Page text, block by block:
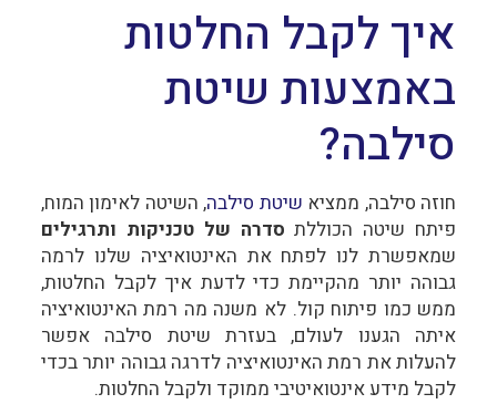
איך לקבל החלטות
באמצעות שיטת
סילבה?
חוזה סילבה, ממציא שיטת סילבה, השיטה לאימון המוח,
פיתח שיטה הכוללת סדרה של טכניקות ותרגילים
שמאפשרת לנו לפתח את האינטואיציה שלנו לרמה
גבוהה יותר מהקיימת כדי לדעת איך לקבל החלטות,
ממש כמו פיתוח קול. לא משנה מה רמת האינטואיציה
איתה הגענו לעולם, בעזרת שיטת סילבה אפשר
להעלות את רמת האינטואיציה לדרגה גבוהה יותר בכדי
לקבל מידע אינטואיטיבי ממוקד ולקבל החלטות.